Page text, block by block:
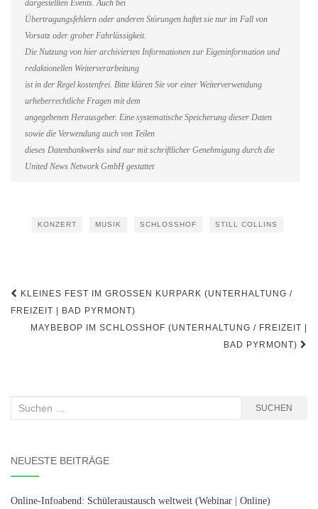
dargestellten Events. Auch bei
Übertragungsfehlern oder anderen Störungen haftet sie nur im Fall von
Vorsatz oder grober Fahrlässigkeit.
Die Nutzung von hier archivierten Informationen zur Eigeninformation und
redaktionellen Weiterverarbeitung
ist in der Regel kostenfrei. Bitte klären Sie vor einer Weiterverwendung
urheberrechtliche Fragen mit dem
angegebenen Herausgeber. Eine systematische Speicherung dieser Daten
sowie die Verwendung auch von Teilen
dieses Datenbankwerks sind nur mit schriftlicher Genehmigung durch die
United News Network GmbH gestattet
KONZERT MUSIK SCHLOSSHOF STILL COLLINS
Beitragsnavigation
KLEINES FEST IM GROSSEN KURPARK (UNTERHALTUNG / F
REIZEIT | BAD PYRMONT)
MAYBEBOP IM SCHLOSSHOF (UNTERHALTUNG / FREIZEIT |
BAD PYRMONT)
Suchen
SUCHEN
NEUESTE BEITRÄGE
Online-Infoabend: Schüleraustausch weltweit (Webinar | Online)